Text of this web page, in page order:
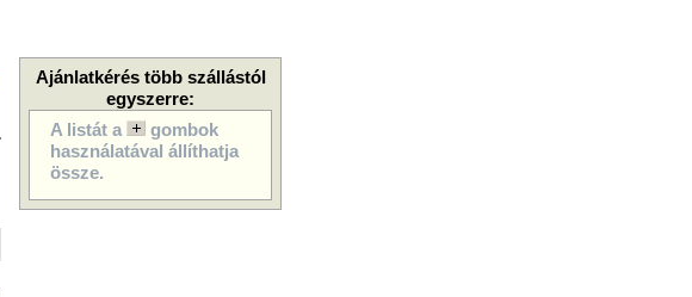
Ajánlatkérés több szállástól
egyszerre:
A listát a
gombok
használatával állíthatja
össze.